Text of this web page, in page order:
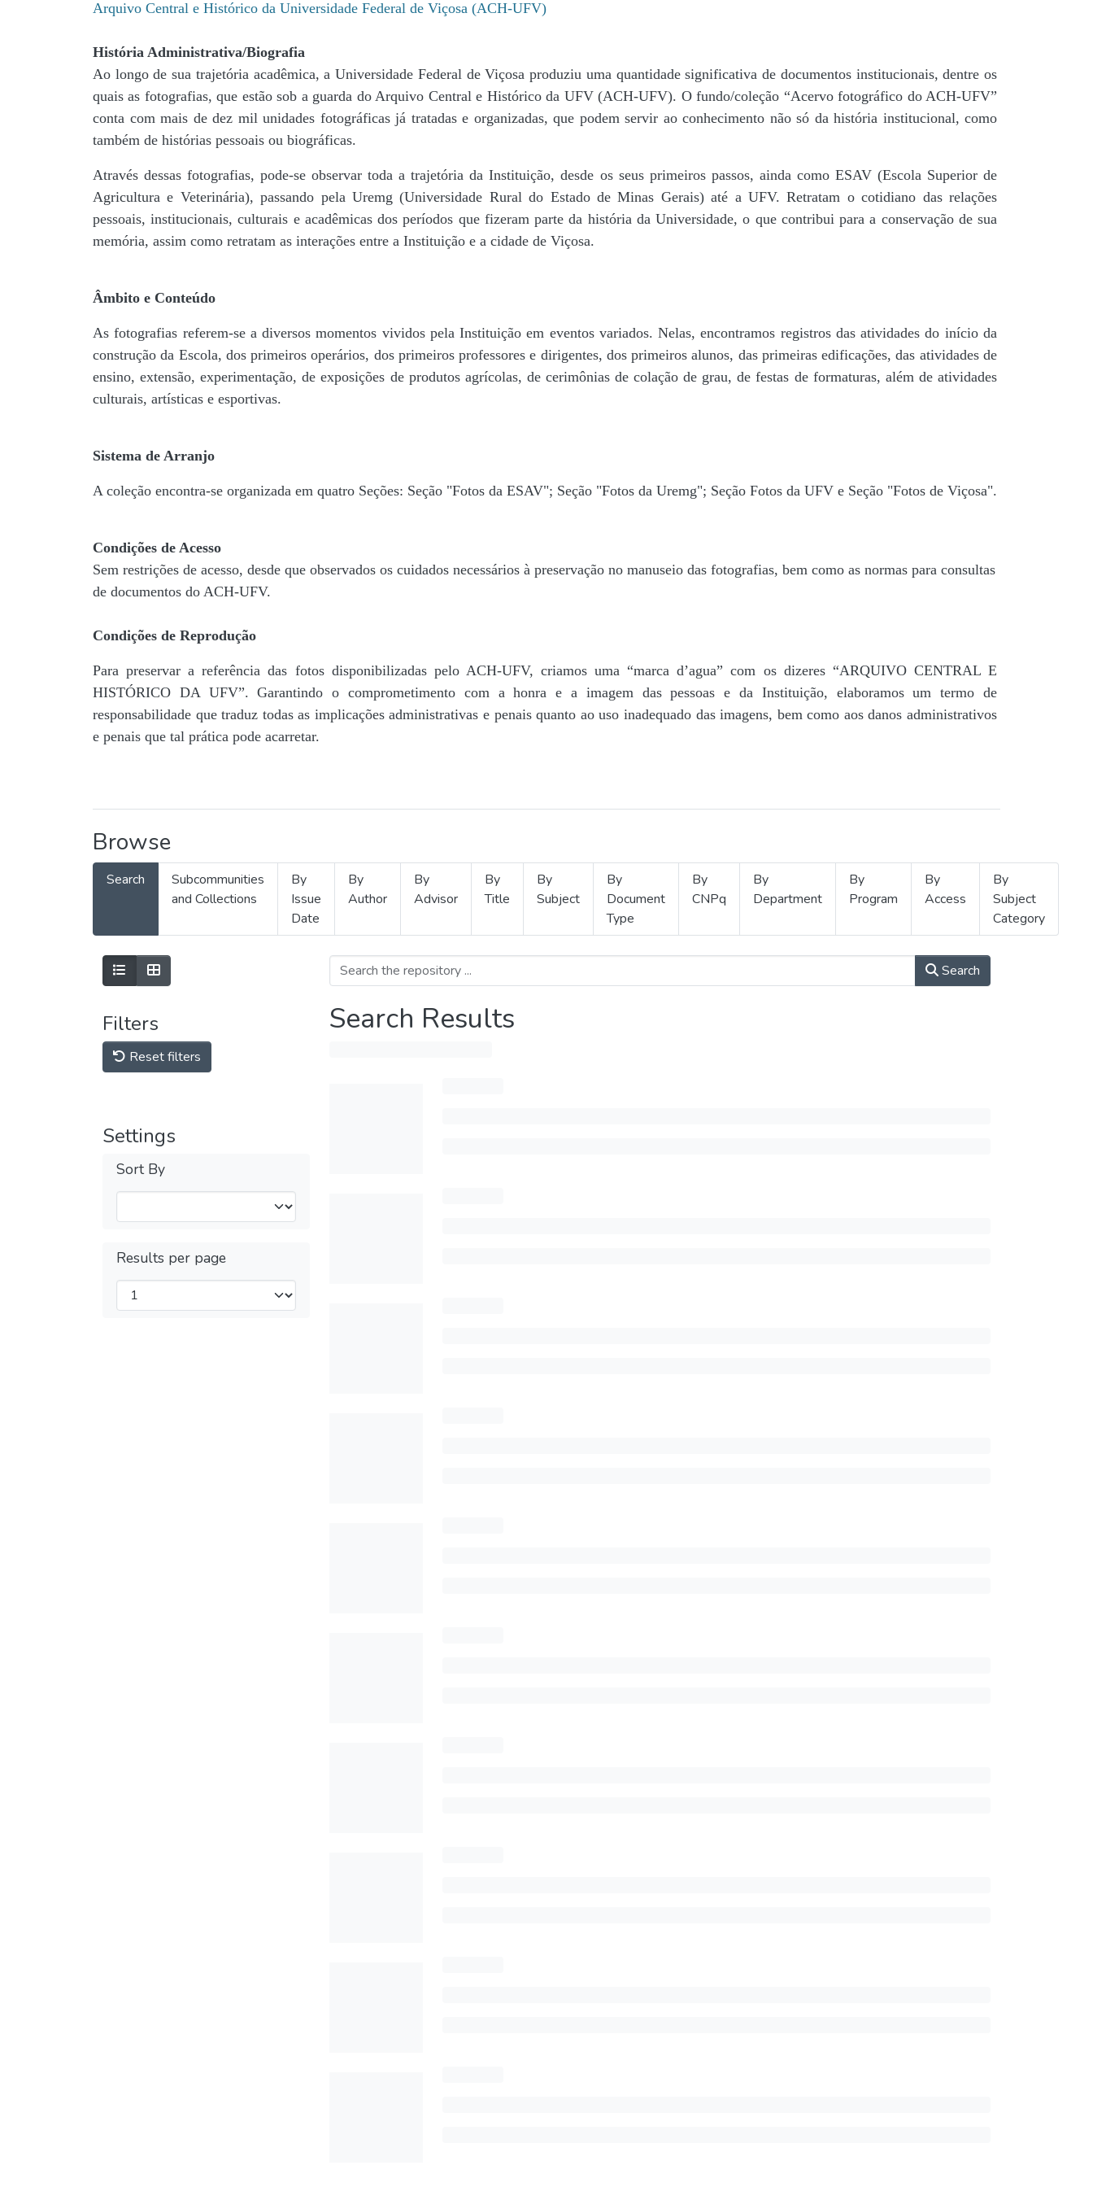
Arquivo Central e Histórico da Universidade Federal de Viçosa (ACH-UFV)
História Administrativa/Biografia
Ao longo de sua trajetória acadêmica, a Universidade Federal de Viçosa produziu uma quantidade significativa de documentos institucionais, dentre os
quais as fotografias, que estão sob a guarda do Arquivo Central e Histórico da UFV (ACH-UFV). O fundo/coleção “Acervo fotográfico do ACH-UFV”
conta com mais de dez mil unidades fotográficas já tratadas e organizadas, que podem servir ao conhecimento não só da história institucional, como
também de histórias pessoais ou biográficas.
Através dessas fotografias, pode-se observar toda a trajetória da Instituição, desde os seus primeiros passos, ainda como ESAV (Escola Superior de
Agricultura e Veterinária), passando pela Uremg (Universidade Rural do Estado de Minas Gerais) até a UFV. Retratam o cotidiano das relações
pessoais, institucionais, culturais e acadêmicas dos períodos que fizeram parte da história da Universidade, o que contribui para a conservação de sua
memória, assim como retratam as interações entre a Instituição e a cidade de Viçosa.
Âmbito e Conteúdo
As fotografias referem-se a diversos momentos vividos pela Instituição em eventos variados. Nelas, encontramos registros das atividades do início da
construção da Escola, dos primeiros operários, dos primeiros professores e dirigentes, ​dos primeiros alunos, das primeiras edificações, das atividades de
ensino, extensão, experimentação, de exposições de produtos agrícolas, de cerimônias de colação de grau, de festas de formaturas, além de atividades
culturais, artísticas e esportivas.
Sistema de Arranjo
A coleção encontra-se organizada em quatro Seções: Seção "Fotos da ESAV"; Seção "Fotos da Uremg"; Seção Fotos da UFV e Seção "Fotos de Viçosa".
Condições de Acesso
Sem restrições de acesso, desde que observados os cuidados necessários à preservação no manuseio das fotografias, bem como as normas para consultas
de documentos do ACH-UFV.
Condições de Reprodução
Para preservar a referência das fotos disponibilizadas pelo ACH-UFV, criamos uma “marca d’agua” com os dizeres “ARQUIVO CENTRAL E
HISTÓRICO DA UFV”. Garantindo o comprometimento com a honra e a imagem das pessoas e da Instituição, elaboramos um termo de
responsabilidade que traduz todas as implicações administrativas e penais quanto ao uso inadequado das imagens, bem como aos danos administrativos
e penais que tal prática pode acarretar.
Browse
Search
Subcommunities
and Collections
By
Issue
Date
By
Author
By
Advisor
By
Title
By
Subject
By
Document
Type
By
CNPq
By
Department
By
Program
By
Access
By
Subject
Category
Filters
Reset filters
Settings
Sort By
Results per page
Search
Search Results